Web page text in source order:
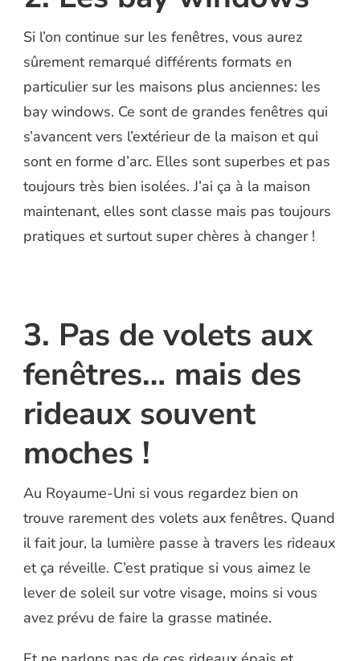
Si l’on continue sur les fenêtres, vous aurez
sûrement remarqué différents formats en
particulier sur les maisons plus anciennes: les
bay windows. Ce sont de grandes fenêtres qui
s’avancent vers l’extérieur de la maison et qui
sont en forme d’arc. Elles sont superbes et pas
toujours très bien isolées. J’ai ça à la maison
maintenant, elles sont classe mais pas toujours
pratiques et surtout super chères à changer !
3. Pas de volets aux
fenêtres… mais des
rideaux souvent
moches !
Au Royaume-Uni si vous regardez bien on
trouve rarement des volets aux fenêtres. Quand
il fait jour, la lumière passe à travers les rideaux
et ça réveille. C’est pratique si vous aimez le
lever de soleil sur votre visage, moins si vous
avez prévu de faire la grasse matinée.